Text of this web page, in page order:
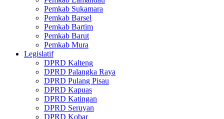
Pemkab Sukamara
Pemkab Barsel
Pemkab Bartim
Pemkab Barut
Pemkab Mura
Legislatif
DPRD Kalteng
DPRD Palangka Raya
DPRD Pulang Pisau
DPRD Kapuas
DPRD Katingan
DPRD Seruyan
DPRD Kobar